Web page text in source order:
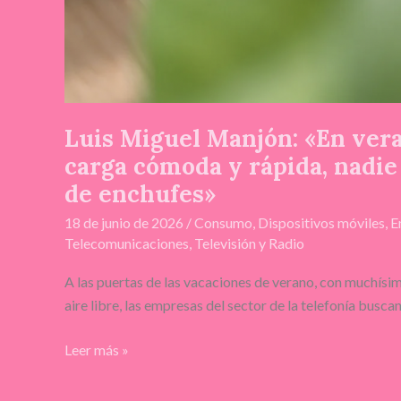
Luis Miguel Manjón: «En
carga cómoda y rápida,
de enchufes»
18 de junio de 2026 /Consumo, Dispositivos móviles,
Telecomunicaciones, Televisión y Radio
A las puertas de las vacaciones de verano, con
aire libre, las empresas del sector de la telefonía
Leer más »